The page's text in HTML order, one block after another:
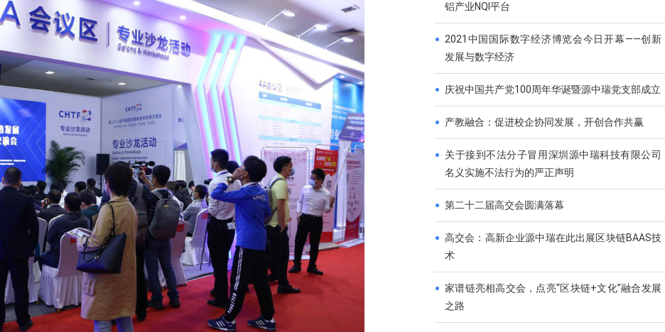
铝产业NQI平台
2021中国国际数字经济博览会今日开幕——创新
发展与数字经济
庆祝中国共产党100周年华诞暨源中瑞党支部成立
产教融合：促进校企协同发展，开创合作共赢
关于接到不法分子冒用深圳源中瑞科技有限公司
名义实施不法行为的严正声明
第二十二届高交会圆满落幕
高交会：高新企业源中瑞在此出展区块链BAAS技
术
家谱链亮相高交会，点亮“区块链+文化”融合发展
之路